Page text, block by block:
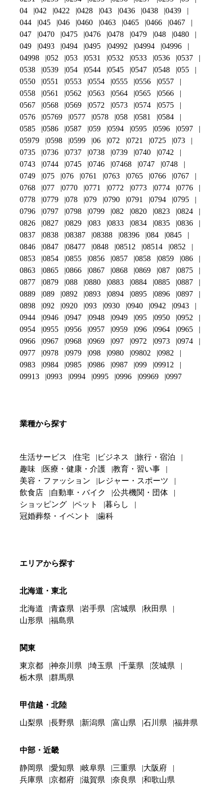
04
042 0422 0428 043 0436 0438
0439
044
045 046 0460 0463 0465 0466
0467
047
0470 0475 0476 0478 0479 048
0480
049
0493 0494 0495 04992 04994
04996
04998
052 053 0531 0532 0533 0536
0537
0538
0539 054 0544 0545 0547 0548
055
0550
0551 0553 0554 0555 0556
0557
0558
0561 0562 0563 0564 0565
0566
0567
0568 0569 0572 0573 0574
0575
0576
05769 0577 0578 058 0581
0584
0585
0586 0587 059 0594 0595 0596
0597
05979
0598 0599 06 072 0721 0725
073
0735
0736 0737 0738 0739 0740
0742
0743
0744 0745 0746 07468 0747
0748
0749
075 076 0761 0763 0765 0766
0767
0768
077 0770 0771 0772 0773 0774
0776
0778
0779 078 079 0790 0791 0794
0795
0796
0797 0798 0799 082 0820 0823
0824
0826
0827 0829 083 0833 0834 0835
0836
0837
0838 08387 08388 08396 084
0845
0846
0847 08477 0848 08512 08514
0852
0853
0854 0855 0856 0857 0858 0859
086
0863
0865 0866 0867 0868 0869 087
0875
0877
0879 088 0880 0883 0884 0885
0887
0889
089 0892 0893 0894 0895 0896
0897
0898
092 0920 093 0930 0940 0942
0943
0944
0946 0947 0948 0949 095 0950
0952
0954
0955 0956 0957 0959 096 0964
0965
0966
0967 0968 0969 097 0972 0973
0974
0977
0978 0979 098 0980 09802
0982
0983
0984 0985 0986 0987 099
09912
09913
0993 0994 0995 0996 09969 0997
業種から探す
生活サービス 住宅 ビジネス
旅行・宿泊
趣味
医療・健康・介護
教育・習い事
美容・ファッション
レジャー・スポーツ
飲食店
自動車・バイク
公共機関・団体
ショッピング
ペット
暮らし
冠婚葬祭・イベント
歯科
エリアから探す
北海道・東北
北海道 青森県 岩手県 宮城県
秋田県
山形県
福島県
関東
東京都 神奈川県 埼玉県 千葉県
茨城県
栃木県
群馬県
甲信越・北陸
山梨県 長野県 新潟県 富山県 石川県 福井県
中部・近畿
静岡県 愛知県 岐阜県 三重県
大阪府
兵庫県
京都府 滋賀県 奈良県 和歌山県